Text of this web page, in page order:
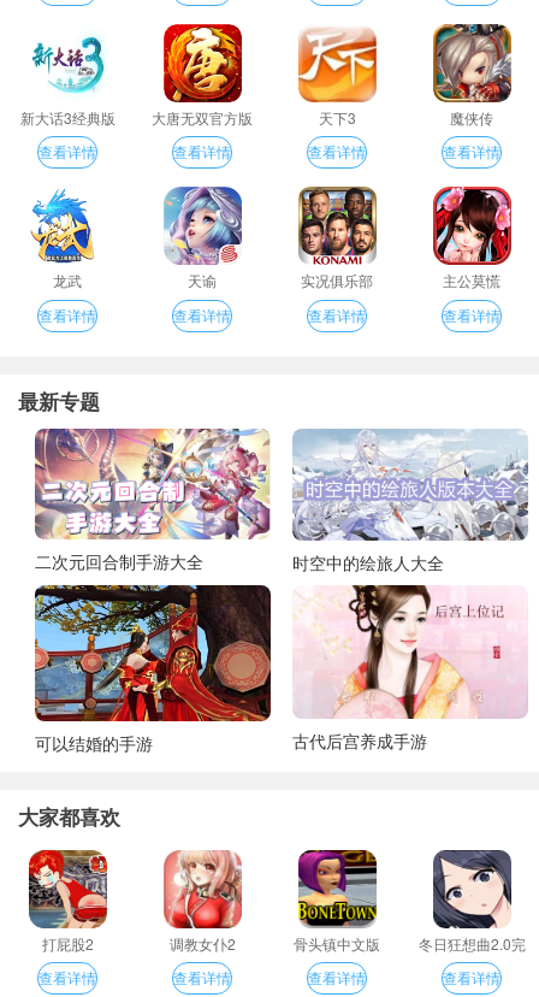
新大话3经典版
查看详情
大唐无双官方版
查看详情
天下3
查看详情
魔侠传
查看详情
龙武
查看详情
天谕
查看详情
实况俱乐部
查看详情
主公莫慌
查看详情
最新专题
二次元回合制手游大全 时空中的绘旅人大全
可以结婚的手游 古代后宫养成手游
大家都喜欢
打屁股2
查看详情
调教女仆2
查看详情
骨头镇中文版
查看详情
冬日狂想曲2.0完
整汉化版
查看详情